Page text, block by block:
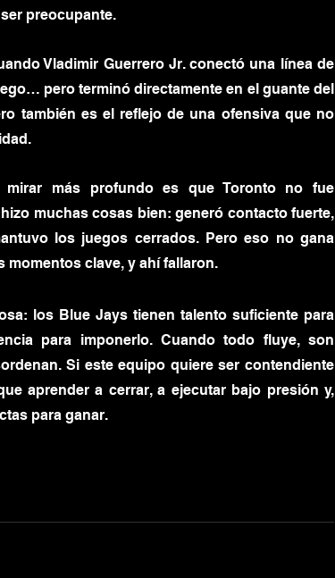
preocupante.
Vladimir Guerrero Jr. conectó una línea de
pero terminó directamente en el guante del
también es el reflejo de una ofensiva que no
más profundo es que Toronto no fue
muchas cosas bien: generó contacto fuerte,
los juegos cerrados. Pero eso no gana
momentos clave, y ahí fallaron.
los Blue Jays tienen talento suficiente para
para imponerlo. Cuando todo fluye, son
Si este equipo quiere ser contendiente
aprender a cerrar, a ejecutar bajo presión y,
para ganar.